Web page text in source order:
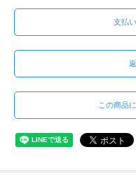
支払
この商品